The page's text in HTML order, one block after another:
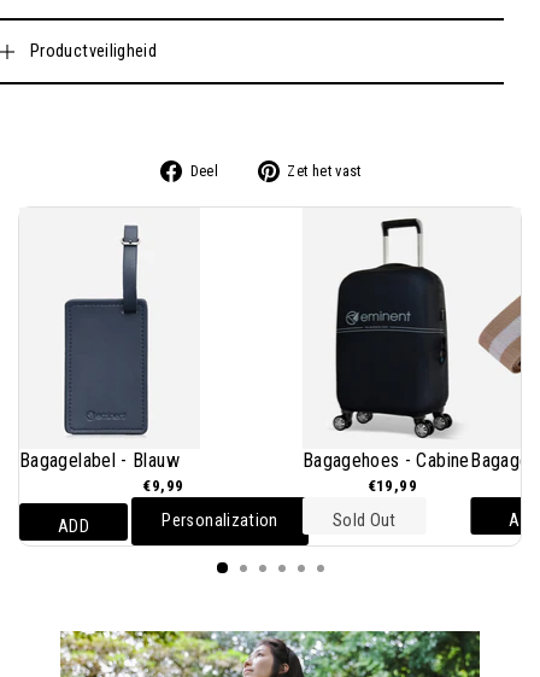
Deel
Delen
Zet het vast
Pinterest
Bagagelabel - Blauw
€9,99
ADD Personalization
Bagagehoes - Cabine
€19,99
Sold Out ADD
Productveiligheid